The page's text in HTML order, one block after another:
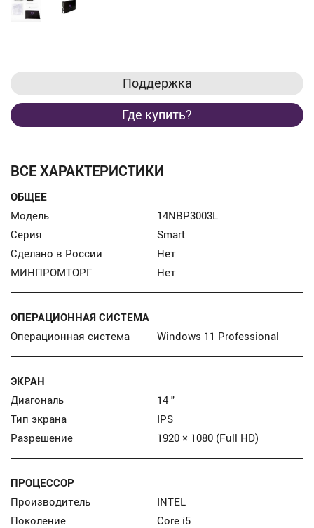
Поддержка
Где купить?
ВСЕ ХАРАКТЕРИСТИКИ
ОБЩЕЕ
Модель
14NBP3003L
Серия
Smart
Сделано в России
Нет
МИНПРОМТОРГ
Нет
ОПЕРАЦИОННАЯ СИСТЕМА
Операционная система
Windows 11 Professional
ЭКРАН
Диагональ
14 "
Тип экрана
IPS
Разрешение
1920 × 1080 (Full HD)
ПРОЦЕССОР
Производитель
INTEL
Поколение
Core i5